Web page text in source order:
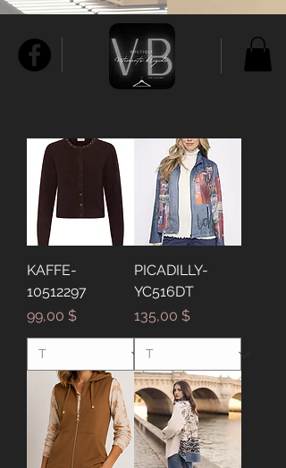
KAFFE-
10512297
Prix
99,00 $
PICADILLY-
YC516DT
Prix
135,00 $